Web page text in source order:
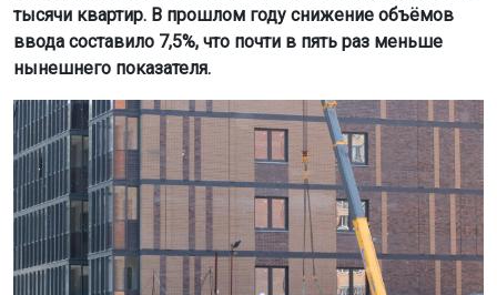
тысячи квартир. В прошлом году снижение объёмов
ввода составило 7,5%, что почти в пять раз меньше
нынешнего показателя.